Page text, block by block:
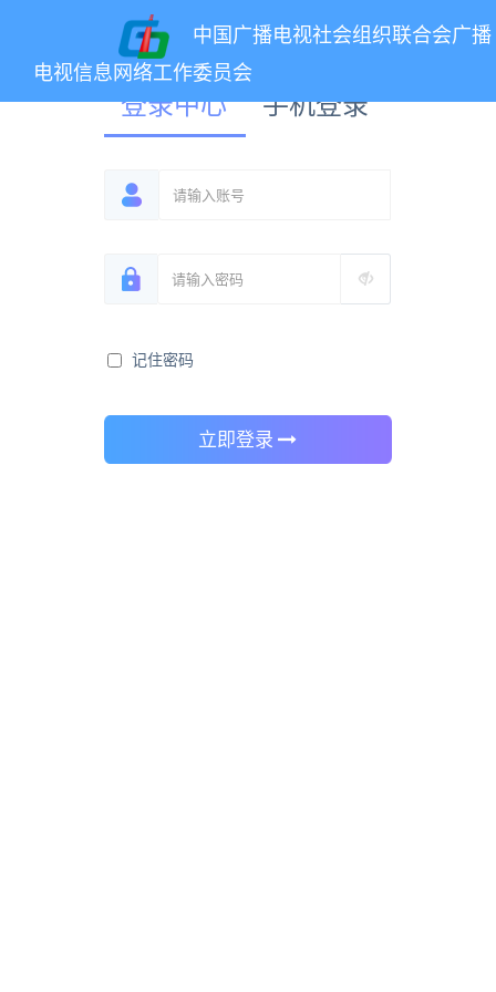
登录中心 手机登录
记住密码
立即登录
中国广播电视社会组织联合会广播
电视信息网络工作委员会